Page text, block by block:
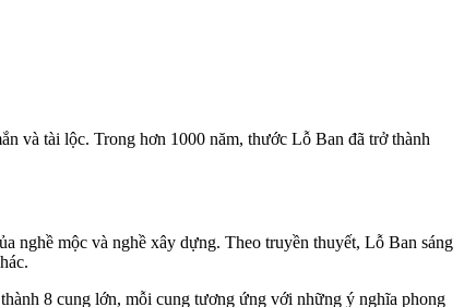
và tài lộc. Trong hơn 1000 năm, thước Lỗ Ban đã trở thành
nghề mộc và nghề xây dựng. Theo truyền thuyết, Lỗ Ban sáng
8 cung lớn, mỗi cung tương ứng với những ý nghĩa phong